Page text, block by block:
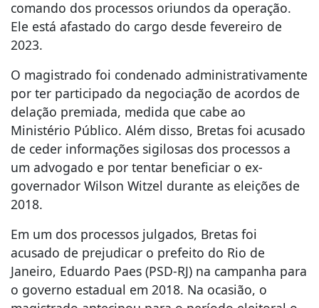
comando dos processos oriundos da operação.
Ele está afastado do cargo desde fevereiro de
2023.
O magistrado foi condenado administrativamente
por ter participado da negociação de acordos de
delação premiada, medida que cabe ao
Ministério Público. Além disso, Bretas foi acusado
de ceder informações sigilosas dos processos a
um advogado e por tentar beneficiar o ex-
governador Wilson Witzel durante as eleições de
2018.
Em um dos processos julgados, Bretas foi
acusado de prejudicar o prefeito do Rio de
Janeiro, Eduardo Paes (PSD-RJ) na campanha para
o governo estadual em 2018. Na ocasião, o